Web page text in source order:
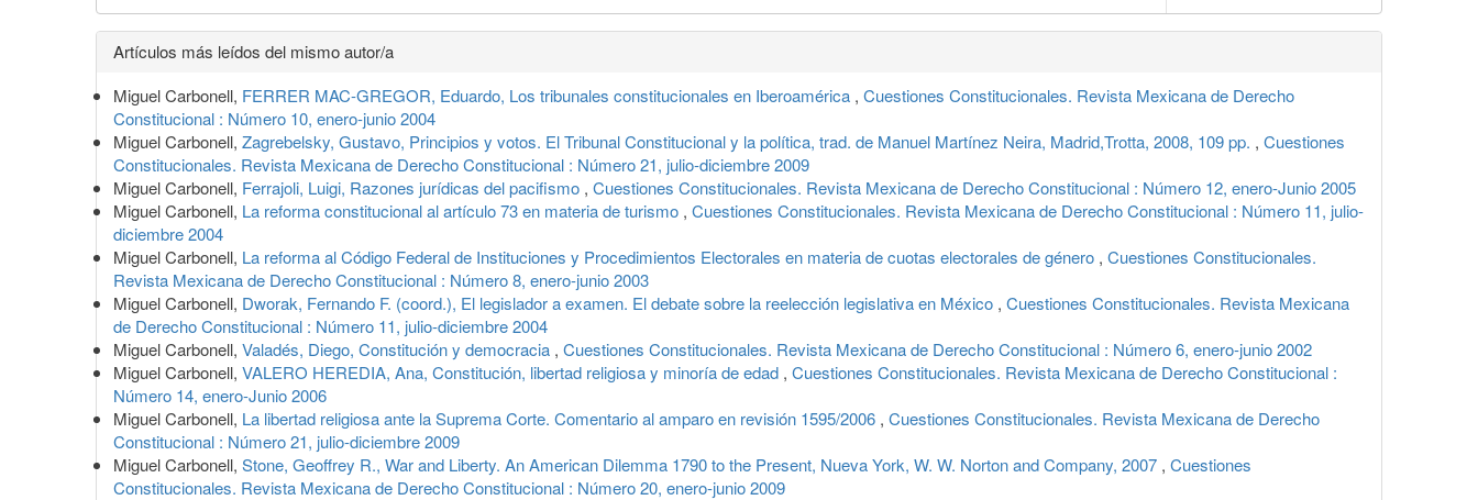
Detalles
del
artículo
Artículos más leídos del mismo autor/a
Miguel Carbonell, FERRER MAC-GREGOR, Eduardo, Los tribunales constitucionales en Iberoamérica , Cuestiones Constitucionales. Revista Mexicana de Derecho
Constitucional : Número 10, enero-junio 2004
Miguel Carbonell, Zagrebelsky, Gustavo, Principios y votos. El Tribunal Constitucional y la política, trad. de Manuel Martínez Neira, Madrid,Trotta, 2008, 109 pp. , Cuestiones
Constitucionales. Revista Mexicana de Derecho Constitucional : Número 21, julio-diciembre 2009
Miguel Carbonell, Ferrajoli, Luigi, Razones jurídicas del pacifismo , Cuestiones Constitucionales. Revista Mexicana de Derecho Constitucional : Número 12, enero-Junio 2005
Miguel Carbonell, La reforma constitucional al artículo 73 en materia de turismo , Cuestiones Constitucionales. Revista Mexicana de Derecho Constitucional : Número 11, julio-
diciembre 2004
Miguel Carbonell, La reforma al Código Federal de Instituciones y Procedimientos Electorales en materia de cuotas electorales de género , Cuestiones Constitucionales.
Revista Mexicana de Derecho Constitucional : Número 8, enero-junio 2003
Miguel Carbonell, Dworak, Fernando F. (coord.), El legislador a examen. El debate sobre la reelección legislativa en México , Cuestiones Constitucionales. Revista Mexicana
de Derecho Constitucional : Número 11, julio-diciembre 2004
Miguel Carbonell, Valadés, Diego, Constitución y democracia , Cuestiones Constitucionales. Revista Mexicana de Derecho Constitucional : Número 6, enero-junio 2002
Miguel Carbonell, VALERO HEREDIA, Ana, Constitución, libertad religiosa y minoría de edad , Cuestiones Constitucionales. Revista Mexicana de Derecho Constitucional :
Número 14, enero-Junio 2006
Miguel Carbonell, La libertad religiosa ante la Suprema Corte. Comentario al amparo en revisión 1595/2006 , Cuestiones Constitucionales. Revista Mexicana de Derecho
Constitucional : Número 21, julio-diciembre 2009
Miguel Carbonell, Stone, Geoffrey R., War and Liberty. An American Dilemma 1790 to the Present, Nueva York, W. W. Norton and Company, 2007 , Cuestiones
Constitucionales. Revista Mexicana de Derecho Constitucional : Número 20, enero-junio 2009